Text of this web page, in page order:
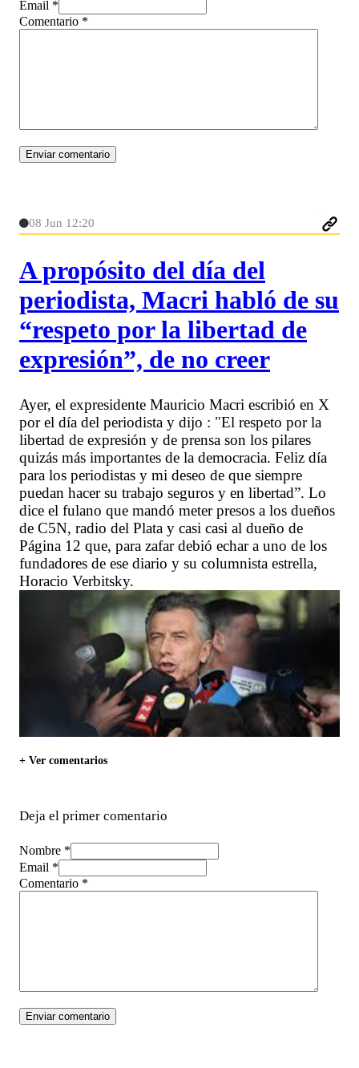
Email *
Comentario *
08 Jun 12:20
A propósito del día del
periodista, Macri habló de su
“respeto por la libertad de
expresión”, de no creer
Ayer, el expresidente Mauricio Macri escribió en X
por el día del periodista y dijo : "El respeto por la
libertad de expresión y de prensa son los pilares
quizás más importantes de la democracia. Feliz día
para los periodistas y mi deseo de que siempre
puedan hacer su trabajo seguros y en libertad”. Lo
dice el fulano que mandó meter presos a los dueños
de C5N, radio del Plata y casi casi al dueño de
Página 12 que, para zafar debió echar a uno de los
fundadores de ese diario y su columnista estrella,
Horacio Verbitsky.
+ Ver comentarios
Deja el primer comentario
Nombre *
Email *
Comentario *